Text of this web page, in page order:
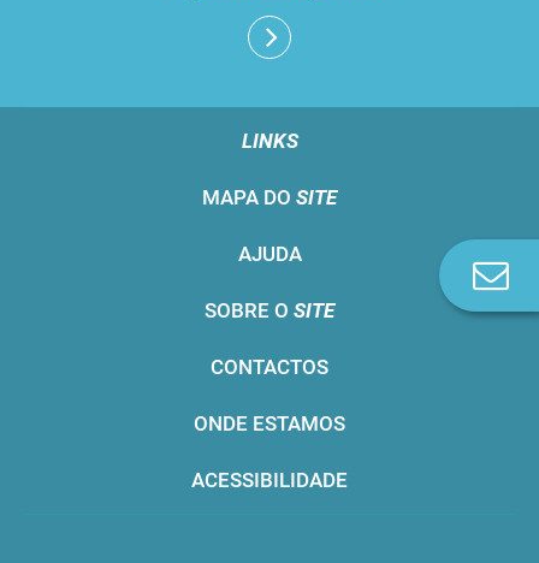
LINKS
MAPA DO SITE
AJUDA
SOBRE O SITE
CONTACTOS
ONDE ESTAMOS
ACESSIBILIDADE